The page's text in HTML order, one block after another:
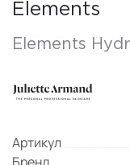
Elements
Elements
Артикул